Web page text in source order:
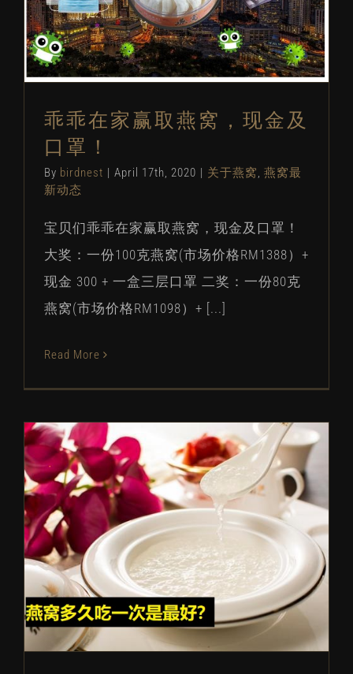
关于燕窝 燕窝最新动态
乖乖在家赢取燕窝，现金及
口罩！
By birdnest | April 17th, 2020 | 关于燕窝 燕窝最
新动态
宝贝们乖乖在家赢取燕窝，现金及口罩！
大奖：一份100克燕窝(市场价格RM1388）+
现金 300 + 一盒三层口罩 二奖：一份80克
燕窝(市场价格RM1098）+ [...]
Read More
燕窝多久吃一次呢？
关于燕窝 燕窝常见问题 燕窝最新动态